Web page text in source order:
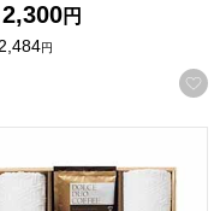
りに登録する
2,300円
円